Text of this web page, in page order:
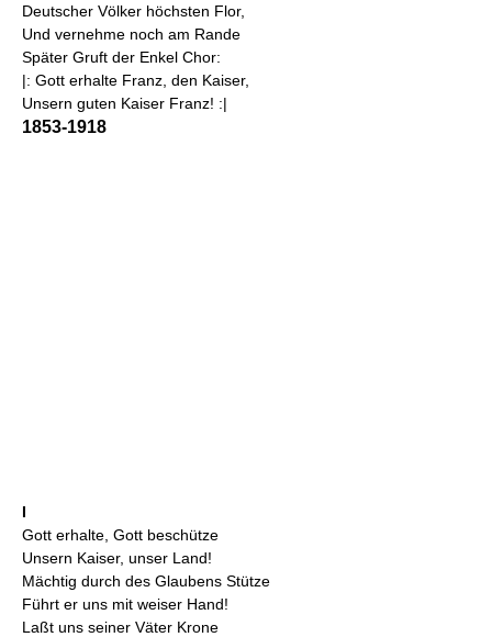
Deutscher Völker höchsten Flor,
Und vernehme noch am Rande
Später Gruft der Enkel Chor:
|: Gott erhalte Franz, den Kaiser,
Unsern guten Kaiser Franz! :|
1853-1918
I
Gott erhalte, Gott beschütze
Unsern Kaiser, unser Land!
Mächtig durch des Glaubens Stütze
Führt er uns mit weiser Hand!
Laßt uns seiner Väter Krone